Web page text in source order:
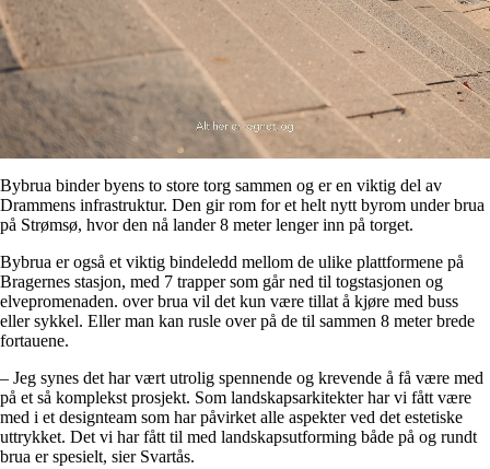
Bybrua binder byens to store torg sammen og er en viktig del av
Drammens infrastruktur. Den gir rom for et helt nytt byrom under brua
på Strømsø, hvor den nå lander 8 meter lenger inn på torget.
Bybrua er også et viktig bindeledd mellom de ulike plattformene på
Bragernes stasjon, med 7 trapper som går ned til togstasjonen og
elvepromenaden. over brua vil det kun være tillat å kjøre med buss
eller sykkel. Eller man kan rusle over på de til sammen 8 meter brede
fortauene.
– Jeg synes det har vært utrolig spennende og krevende å få være med
på et så komplekst prosjekt. Som landskapsarkitekter har vi fått være
med i et designteam som har påvirket alle aspekter ved det estetiske
uttrykket. Det vi har fått til med landskapsutforming både på og rundt
brua er spesielt, sier Svartås.